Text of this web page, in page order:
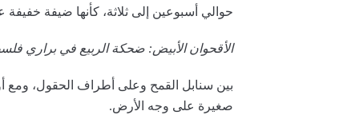
حوالي أسبوعين إلى ثلاثة، كأنها ضيفة
الأقحوان الأبيض: ضحكة الربيع في براري
بين سنابل القمح وعلى أطراف الحقول، ومع
صغيرة على وجه الأرض.